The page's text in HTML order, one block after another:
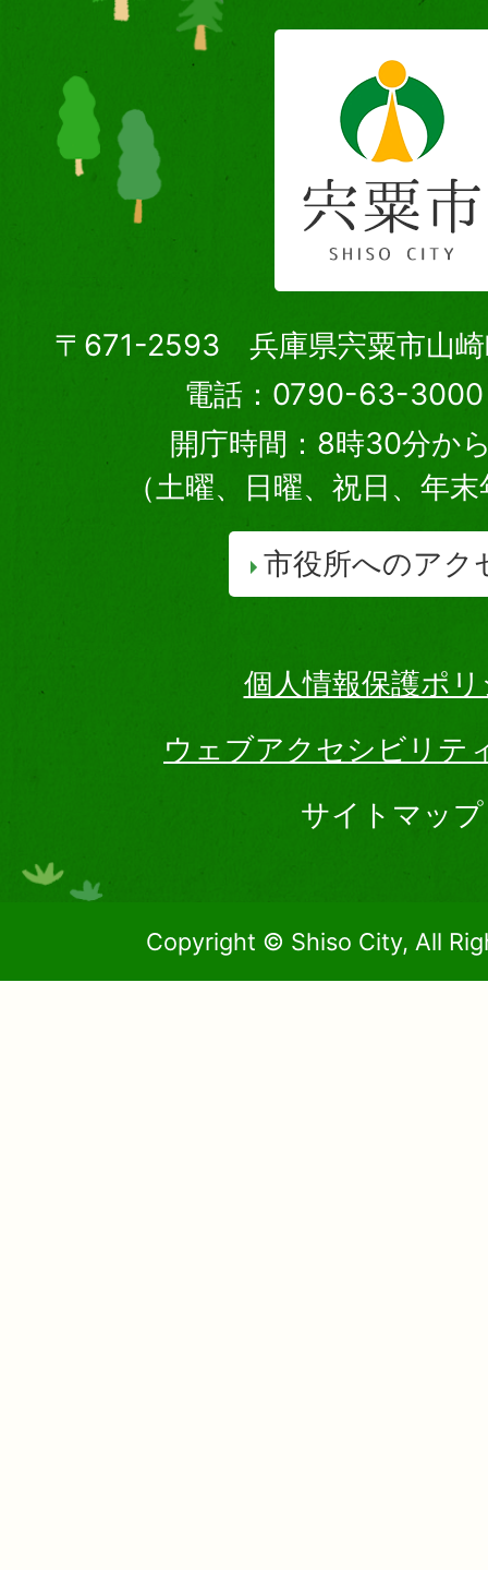
〒671-2593 兵庫県宍粟市山崎
電話：0790-63-3000
開庁時間：8時30分か
（土曜、日曜、祝日、年
市役所へのアク
個人情報保護ポ
ウェブアクセシビリテ
サイトマップ
Copyright © Shiso City, All